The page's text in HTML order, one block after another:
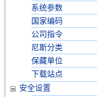
系统参数
国家编码
公司指令
尼斯分类
保藏单位
下载站点
安全设置